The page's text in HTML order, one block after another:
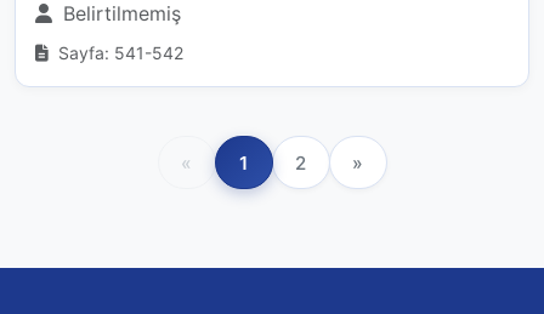
Belirtilmemiş
Sayfa: 541-542
« 1 2 »